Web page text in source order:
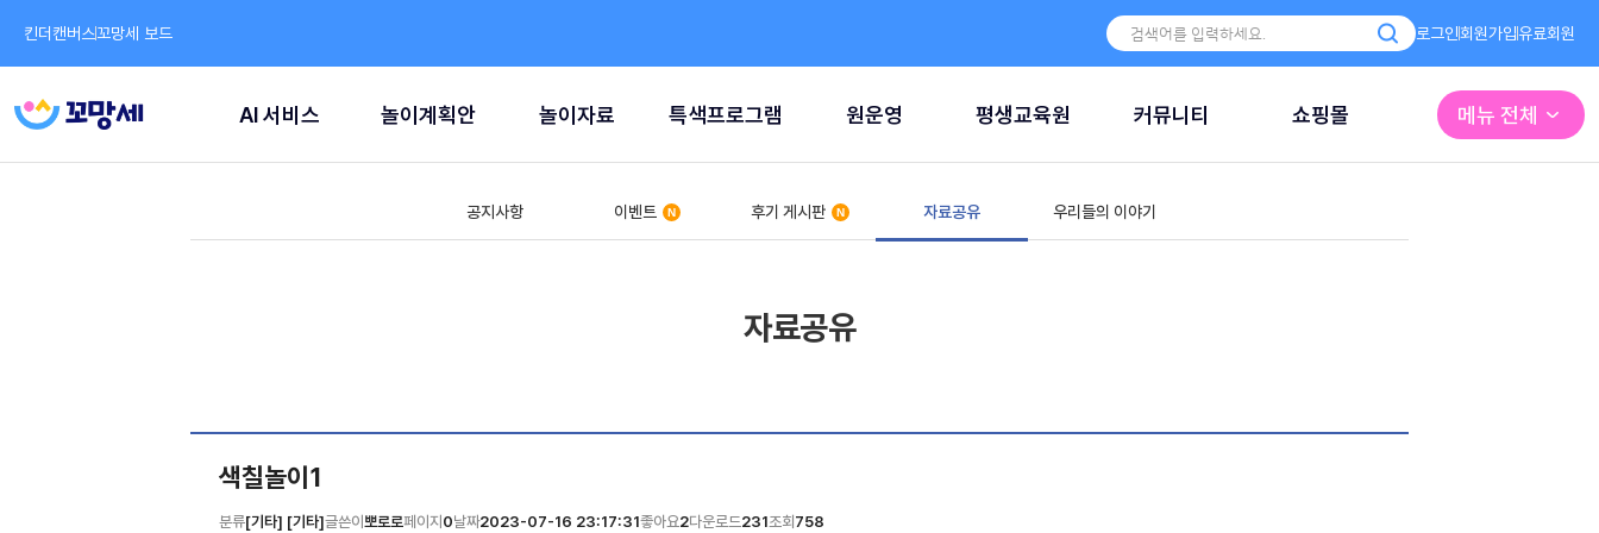
킨더캔버스꼬망세 보드 로그인회원가입유료회원
AI 서비스 놀이계획안 놀이자료 특색프로그램 원운영 평생교육원 커뮤니티 쇼핑몰 메뉴 전체
공지사항 이벤트 후기 게시판 자료공유 우리들의 이야기
자료공유
색칠놀이1
분류[기타] [기타]글쓴이 뽀로로페이지 0날짜2023-07-16 23:17:31좋아요2다운로드231조회 758